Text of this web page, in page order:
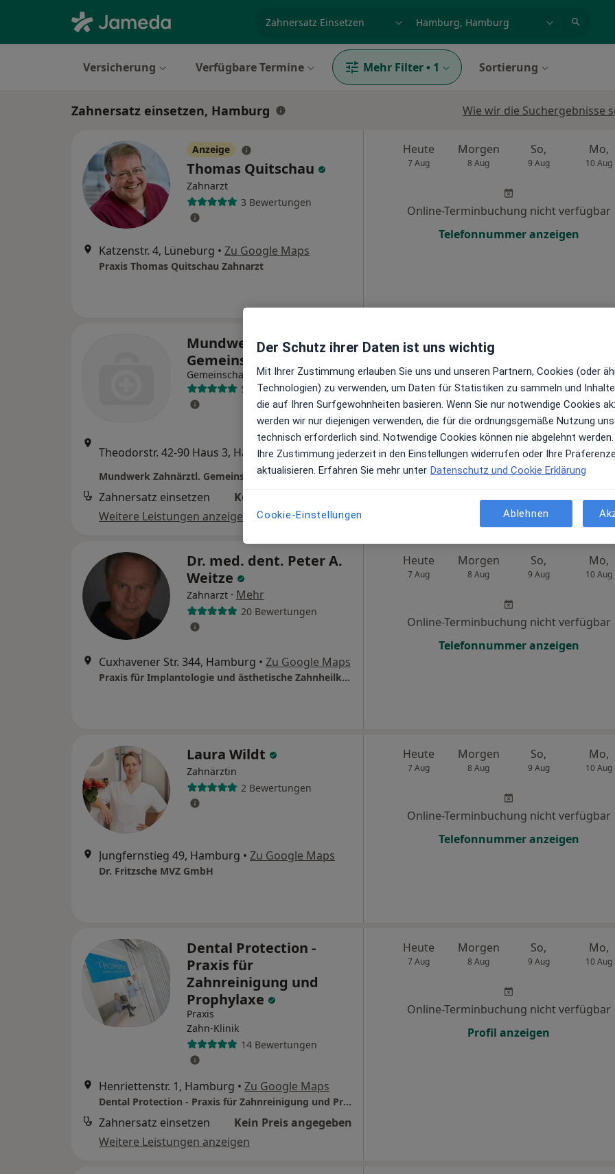
Versicherung Verfügbare Termine Mehr Filter • 1 Sortierung
Zahnersatz einsetzen, Hamburg Wie wir die Suchergebnisse
Anzeige
Thomas Quitschau
Zahnarzt
3 Bewertungen
Katzenstr. 4, Lüneburg • Zu Google Maps
Praxis Thomas Quitschau Zahnarzt
Heute
7 Aug
Morgen
8 Aug
So,
9 Aug
Mo,
10 Aug
Online-Terminbuchung nicht verfügbar
Telefonnummer anzeigen
Mundwerk Zahnärztl.
Gemeinschaftspraxis
Gemeinschaftspraxis
53 Bewertungen
•
Zu Google
Maps
Mundwerk Zahnärztl. Gemeinschaftspraxis
Zahnersatz einsetzen
Kein Preis angegeben
Weitere Leistungen anzeigen
Heute Morgen
8 Aug
Online-Terminbuchung nicht verfügbar
Profil anzeigen
Dr. med. dent. Peter A.
Weitze
Zahnarzt · Mehr
20 Bewertungen
Cuxhavener Str. 344, Hamburg • Zu Google Maps
Praxis für Implantologie und ästhetische Zahnheilkunde Dr. Weitze & Partner
Heute
7 Aug
Morgen
8 Aug
So,
9 Aug
Mo,
10 Aug
Online-Terminbuchung nicht verfügbar
Telefonnummer anzeigen
Laura Wildt
Zahnärztin
2 Bewertungen
Jungfernstieg 49, Hamburg • Zu Google Maps
Dr. Fritzsche MVZ GmbH
Heute
7 Aug
Morgen
8 Aug
So,
9 Aug
Mo,
10 Aug
Online-Terminbuchung nicht verfügbar
Telefonnummer anzeigen
Dental Protection -
Praxis für
Zahnreinigung und
Prophylaxe
Praxis
Zahn-Klinik
14 Bewertungen
Henriettenstr. 1, Hamburg • Zu Google Maps
Dental Protection - Praxis für Zahnreinigung und Prophylaxe
Zahnersatz einsetzen
Kein Preis angegeben
Weitere Leistungen anzeigen
Heute
7 Aug
Morgen
8 Aug
So,
9 Aug
Mo,
10 Aug
Online-Terminbuchung nicht verfügbar
Profil anzeigen
Der Schutz ihrer Daten ist uns wichtig
Mit Ihrer Zustimmung erlauben Sie uns und unseren Partnern, Cookies (oder
Technologien) zu verwenden, um Daten für Statistiken zu sammeln und
die auf Ihren Surfgewohnheiten basieren. Wenn Sie nur notwendige Cookies
werden wir nur diejenigen verwenden, die für die ordnungsgemäße Nutzung
technisch erforderlich sind. Notwendige Cookies können nie abgelehnt werden.
Ihre Zustimmung jederzeit in den Einstellungen widerrufen oder Ihre
aktualisieren. Erfahren Sie mehr unter Datenschutz und Cookie Erklärung
Cookie-Einstellungen Ablehnen